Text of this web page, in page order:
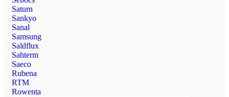
Saturn
Sankyo
Sanal
Samsung
Saldflux
Sahterm
Saeco
Rubena
RTM
Rowenta